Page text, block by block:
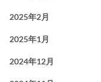
2025年2月
2025年1月
2024年12月